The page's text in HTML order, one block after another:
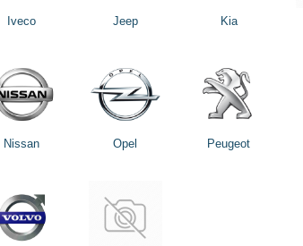
Iveco Jeep Kia
Nissan Opel Peugeot